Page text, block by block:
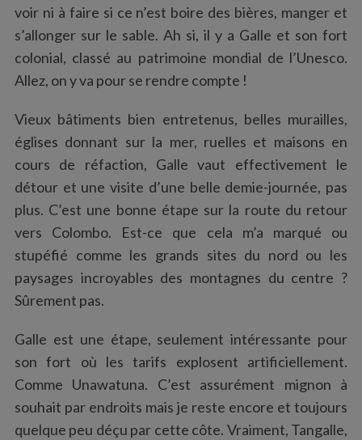
voir ni à faire si ce n’est boire des bières, manger et
s’allonger sur le sable. Ah si, il y a Galle et son fort
colonial, classé au patrimoine mondial de l’Unesco.
Allez, on y va pour se rendre compte !
Vieux bâtiments bien entretenus, belles murailles,
églises donnant sur la mer, ruelles et maisons en
cours de réfaction, Galle vaut effectivement le
détour et une visite d’une belle demie-journée, pas
plus. C’est une bonne étape sur la route du retour
vers Colombo. Est-ce que cela m’a marqué ou
stupéfié comme les grands sites du nord ou les
paysages incroyables des montagnes du centre ?
Sûrement pas.
Galle est une étape, seulement intéressante pour
son fort où les tarifs explosent artificiellement.
Comme Unawatuna. C’est assurément mignon à
souhait par endroits mais je reste encore et toujours
quelque peu déçu par cette côte. Vraiment, Tangalle,